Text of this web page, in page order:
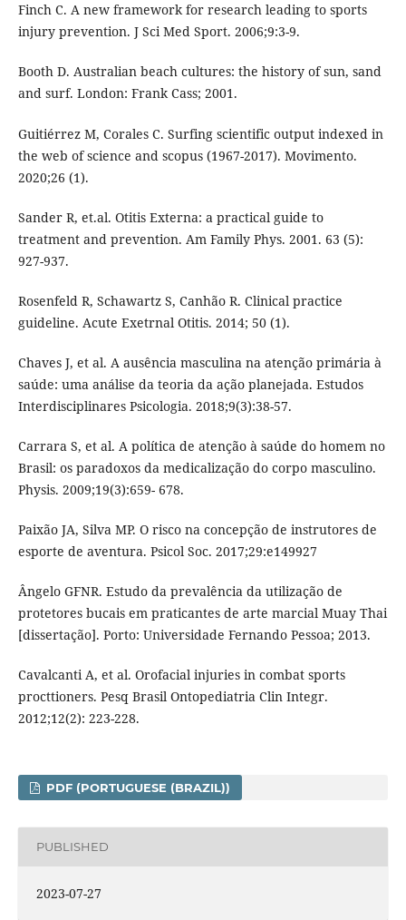
Finch C. A new framework for research leading to sports
injury prevention. J Sci Med Sport. 2006;9:3-9.
Booth D. Australian beach cultures: the history of sun, sand
and surf. London: Frank Cass; 2001.
Guitiérrez M, Corales C. Surfing scientific output indexed in
the web of science and scopus (1967-2017). Movimento.
2020;26 (1).
Sander R, et.al. Otitis Externa: a practical guide to
treatment and prevention. Am Family Phys. 2001. 63 (5):
927-937.
Rosenfeld R, Schawartz S, Canhão R. Clinical practice
guideline. Acute Exetrnal Otitis. 2014; 50 (1).
Chaves J, et al. A ausência masculina na atenção primária à
saúde: uma análise da teoria da ação planejada. Estudos
Interdisciplinares Psicologia. 2018;9(3):38-57.
Carrara S, et al. A política de atenção à saúde do homem no
Brasil: os paradoxos da medicalização do corpo masculino.
Physis. 2009;19(3):659- 678.
Paixão JA, Silva MP. O risco na concepção de instrutores de
esporte de aventura. Psicol Soc. 2017;29:e149927
Ângelo GFNR. Estudo da prevalência da utilização de
protetores bucais em praticantes de arte marcial Muay Thai
[dissertação]. Porto: Universidade Fernando Pessoa; 2013.
Cavalcanti A, et al. Orofacial injuries in combat sports
procttioners. Pesq Brasil Ontopediatria Clin Integr.
2012;12(2): 223-228.
PDF (PORTUGUESE (BRAZIL))
PUBLISHED
2023-07-27